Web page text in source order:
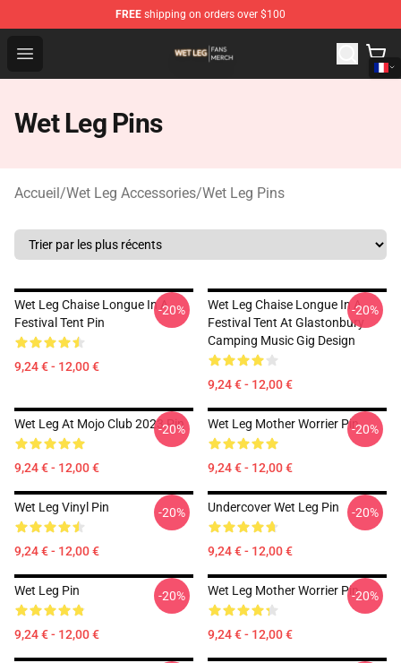
FREE shipping on orders over $100
Open menu
Wet Leg Shop - Official Wet Leg Merchandise Store
Wet Leg Pins
Accueil/Wet Leg Accessories/Wet Leg Pins
Wet Leg Chaise Longue In A
Festival Tent Pin
9,24 € - 12,00 €
-20%
Wet Leg Chaise Longue In A
Festival Tent At Glastonbury
Camping Music Gig Design
9,24 € - 12,00 €
-20%
Wet Leg At Mojo Club 2023 Pin
9,24 € - 12,00 €
-20% Wet Leg Mother Worrier Pin
9,24 € - 12,00 €
-20%
Wet Leg Vinyl Pin
9,24 € - 12,00 €
-20% Undercover Wet Leg Pin
9,24 € - 12,00 €
-20%
Wet Leg Pin
9,24 € - 12,00 €
-20% Wet Leg Mother Worrier Pin
9,24 € - 12,00 €
-20%